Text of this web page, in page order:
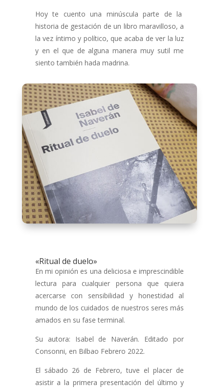
Hoy te cuento una minúscula parte de la
historia de gestación de un libro maravilloso, a
la vez íntimo y político, que acaba de ver la luz
y en el que de alguna manera muy sutil me
siento también hada madrina.
«Ritual de duelo»
En mi opinión es una deliciosa e imprescindible
lectura para cualquier persona que quiera
acercarse con sensibilidad y honestidad al
mundo de los cuidados de nuestros seres más
amados en su fase terminal.
Su autora: Isabel de Naverán. Editado por
Consonni, en Bilbao Febrero 2022.
El sábado 26 de Febrero, tuve el placer de
asistir a la primera presentación del último y